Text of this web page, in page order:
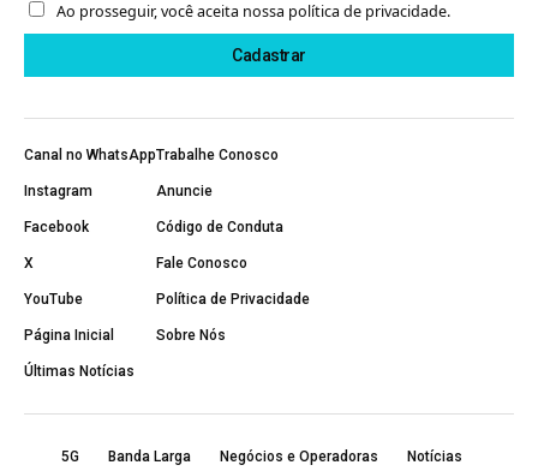
Ao prosseguir, você aceita nossa política de privacidade.
Canal no WhatsApp
Instagram
Facebook
X
YouTube
Página Inicial
Últimas Notícias
Trabalhe Conosco
Anuncie
Código de Conduta
Fale Conosco
Política de Privacidade
Sobre Nós
5G Banda Larga Negócios e Operadoras Notícias